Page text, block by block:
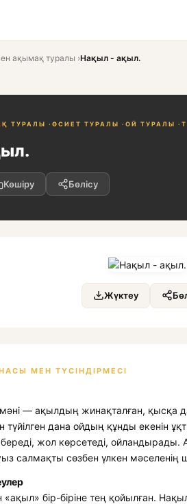
ақымақ туралы ›Нақыл - ақыл.
ТУРАЛЫ · ӨСИЕТ ТУРАЛЫ · ОЙ ТУРАЛЫ ·
Көшіру Бөлісу
Жүктеу
МЕН ТҮСІНДІРМЕСІ
— ақылдың жинақталған, қысқа
түйілген дана ойдың құнды екенін
жол көрсетеді,
салмақты сөзбен үлкен мәселенің
бір-біріне тең қойылған.